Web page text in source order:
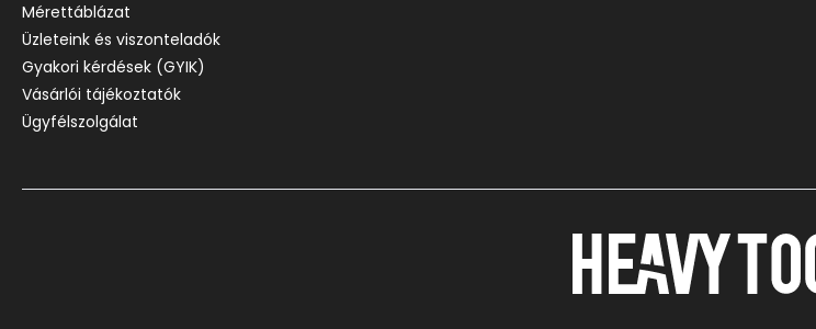
Mérettáblázat
Üzleteink és viszonteladók
Gyakori kérdések (GYIK)
Vásárlói tájékoztatók
Ügyfélszolgálat